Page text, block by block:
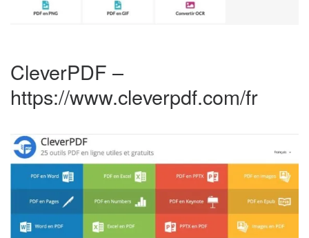
CleverPDF –
https://www.cleverpdf.com/fr